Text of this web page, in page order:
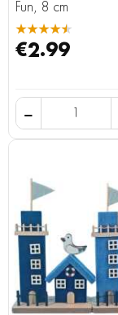
Fun, 8 cm
★★★★★
€2.99